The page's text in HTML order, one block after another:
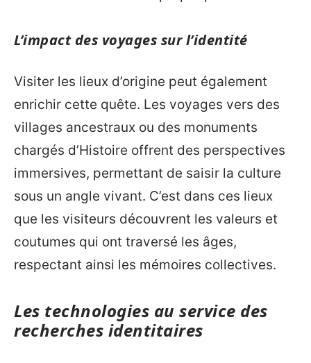
L’impact des voyages sur l’identité
Visiter les lieux d’origine peut également
enrichir cette quête. Les voyages vers des
villages ancestraux ou des monuments
chargés d’Histoire offrent des perspectives
immersives, permettant de saisir la culture
sous un angle vivant. C’est dans ces lieux
que les visiteurs découvrent les valeurs et
coutumes qui ont traversé les âges,
respectant ainsi les mémoires collectives.
Les technologies au service des
recherches identitaires